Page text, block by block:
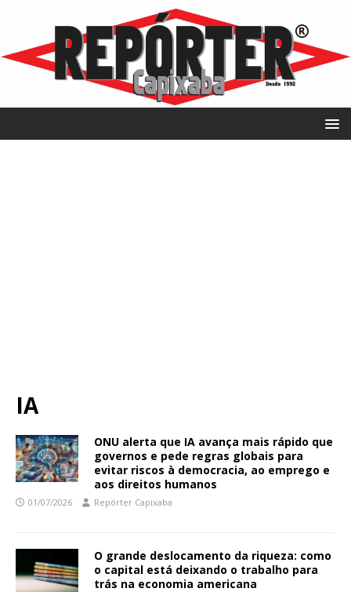
IA
ONU alerta que IA avança mais rápido que
governos e pede regras globais para
evitar riscos à democracia, ao emprego e
aos direitos humanos
01/07/2026 Repórter Capixaba
O grande deslocamento da riqueza: como
o capital está deixando o trabalho para
trás na economia americana